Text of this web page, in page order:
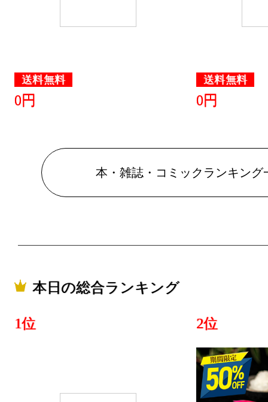
送料無料
0円
送料無料
0円
本・雑誌・コミックランキング
本日の総合ランキング
1位 2位